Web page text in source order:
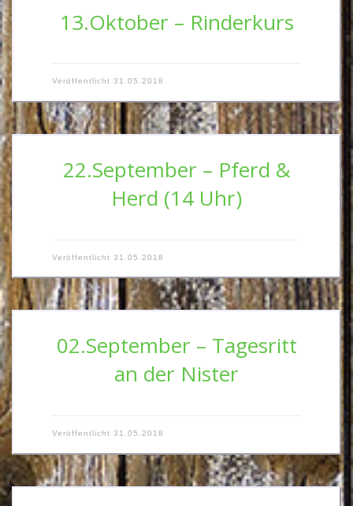
13.Oktober – Rinderkurs
Veröffentlicht31.05.2018
22.September – Pferd &
Herd (14 Uhr)
Veröffentlicht31.05.2018
02.September – Tagesritt
an der Nister
Veröffentlicht31.05.2018